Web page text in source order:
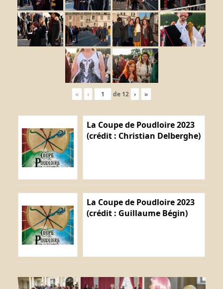
« ‹ de 12 › »
La Coupe de Poudloire 2023
(crédit : Christian Delberghe)
La Coupe de Poudloire 2023
(crédit : Guillaume Bégin)